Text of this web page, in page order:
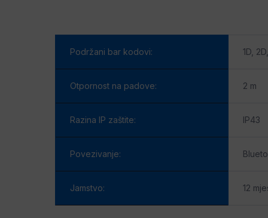
Podržani bar kodovi: 1D,
Otpornost na padove: 2 m
Razina IP zaštite: IP43
Povezivanje:
Jamstvo: 12